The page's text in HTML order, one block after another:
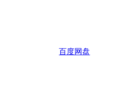
百度网盘